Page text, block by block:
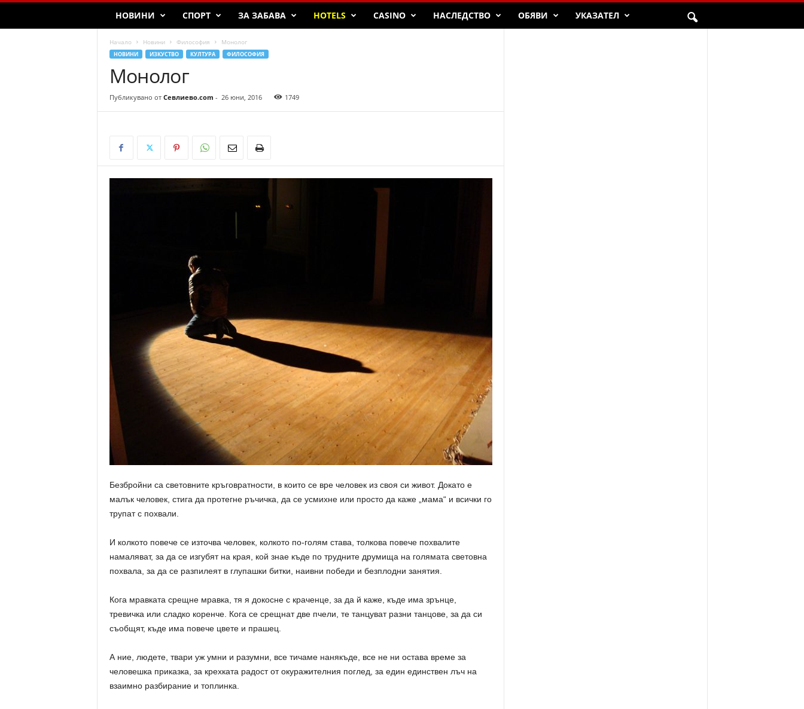
НОВИНИ СПОРТ ЗА ЗАБАВА HOTELS CASINO НАСЛЕДСТВО ОБЯВИ УКАЗАТЕЛ
Начало Новини Философия Монолог
НОВИНИ ИЗКУСТВО КУЛТУРА ФИЛОСОФИЯ
Монолог
Публикувано от Севлиево.com - 26 юни, 2016 1749
Безбройни са световните кръговратности, в които се вре человек из своя си живот. Докато е
малък человек, стига да протегне ръчичка, да се усмихне или просто да каже „мама“ и всички го
трупат с похвали.
И колкото повече се източва человек, колкото по-голям става, толкова повече похвалите
намаляват, за да се изгубят на края, кой знае къде по трудните друмища на голямата световна
похвала, за да се разпилеят в глупашки битки, наивни победи и безплодни занятия.
Кога мравката срещне мравка, тя я докосне с краченце, за да й каже, къде има зрънце,
тревичка или сладко коренче. Кога се срещнат две пчели, те танцуват разни танцове, за да си
съобщят, къде има повече цвете и прашец.
А ние, людете, твари уж умни и разумни, все тичаме нанякъде, все не ни остава време за
человешка приказка, за крехката радост от окуражителния поглед, за един единствен лъч на
взаимно разбирание и топлинка.